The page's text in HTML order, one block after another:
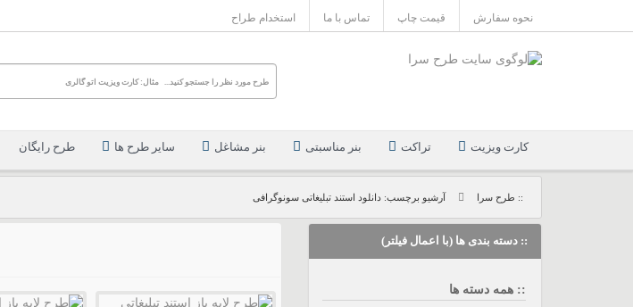
نحوه سفارش قیمت چاپ تماس با ما استخدام طراح
کارت ویزیت تراکت بنر مناسبتی بنر مشاغل سایر طرح ها طرح رایگان
:: طرح سرا آرشیو برچسب: دانلود استند تبلیغاتی سونوگرافی
:: دسته بندی ها (با اعمال فیلتر)
:: همه دسته ها